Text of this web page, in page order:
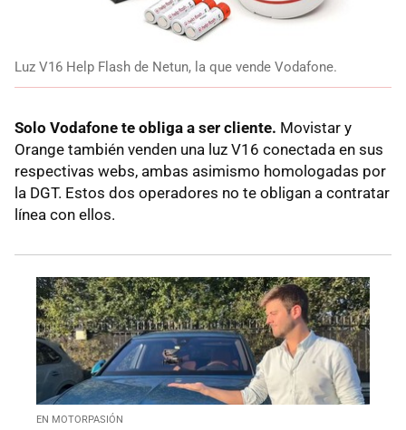
Luz V16 Help Flash de Netun, la que vende Vodafone.
Solo Vodafone te obliga a ser cliente. Movistar y
Orange también venden una luz V16 conectada en sus
respectivas webs, ambas asimismo homologadas por
la DGT. Estos dos operadores no te obligan a contratar
línea con ellos.
EN MOTORPASIÓN